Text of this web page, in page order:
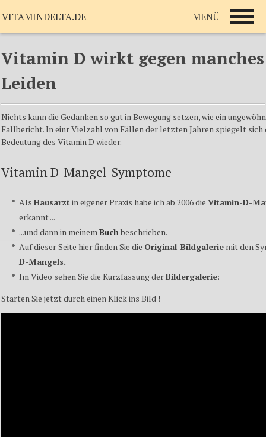
Vitamin D wirkt gegen manches
Leiden
Nichts kann die Gedanken so gut in Bewegung setzen, wie ein
Fallbericht. In einr Vielzahl von Fällen der letzten Jahren spiegelt sich
Bedeutung des Vitamin D wieder.
Vitamin D-Mangel-Symptome
Als Hausarzt in eigener Praxis habe ich ab 2006 die Vitamin-D-
erkannt ...
...und dann in meinemBuchbeschrieben.
Auf dieser Seite hier finden Sie die Original-Bildgalerie mit den
D-Mangels.
Im Video sehen Sie die Kurzfassung derBildergalerie:
Starten Sie jetzt durch einen Klick ins Bild !
VITAMINDELTA.DE MENÜ